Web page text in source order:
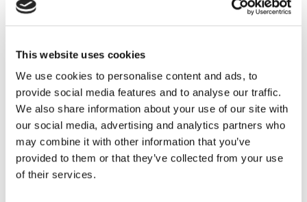
This website uses cookies
We use cookies to personalise content and ads, to
provide social media features and to analyse our traffic.
We also share information about your use of our site with
our social media, advertising and analytics partners who
may combine it with other information that you’ve
provided to them or that they’ve collected from your use
of their services.
Dr Katarzyna Nizińska rekomenduje –
Lencioni, HBR i Ulrich
maj 6, 2020|Artykuły, Książki, Wiedza
W kolejnej odsłonie cyklu “3 pytania do Trenera
CIM” przyszedł czas na rekomendacje od dr Kasi
Nizińskiej, wykładowcy na module Managing
Brands. Przed Wami zatem 3 propozycje
książkowe, artykułowe i wideo od Kasi....